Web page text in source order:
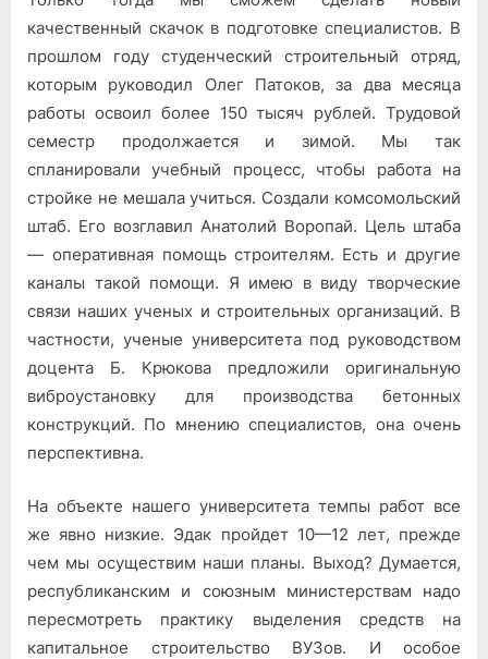
качественный скачок в подготовке специалистов. В
прошлом году студенческий строительный отряд,
которым руководил Олег Патоков, за два месяца
работы освоил более 150 тысяч рублей. Трудовой
семестр продолжается и зимой. Мы так
спланировали учебный процесс, чтобы работа на
стройке не мешала учиться. Создали комсомольский
штаб. Его возглавил Анатолий Воропай. Цель штаба
— оперативная помощь строителям. Есть и другие
каналы такой помощи. Я имею в виду творческие
связи наших ученых и строительных организаций. В
частности, ученые университета под руководством
доцента Б. Крюкова предложили оригинальную
виброустановку для производства бетонных
конструкций. По мнению специалистов, она очень
перспективна.
На объекте нашего университета темпы работ все
же явно низкие. Эдак пройдет 10—12 лет, прежде
чем мы осуществим наши планы. Выход? Думается,
республиканским и союзным министерствам надо
пересмотреть практику выделения средств на
капитальное строительство ВУЗов. И особое